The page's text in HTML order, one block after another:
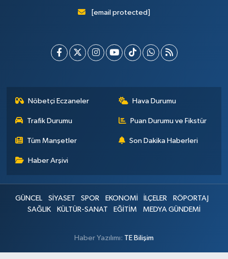
[email protected]
Nöbetçi Eczaneler Hava Durumu
Trafik Durumu Puan Durumu ve Fikstür
Tüm Manşetler Son Dakika Haberleri
Haber Arşivi
GÜNCEL SİYASET SPOR EKONOMİ İLÇELER
RÖPORTAJ
SAĞLIK
KÜLTÜR-SANAT EĞİTİM MEDYA GÜNDEMİ
Haber Yazılımı: TE Bilişim